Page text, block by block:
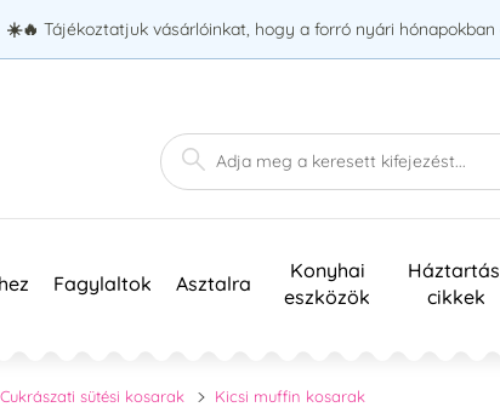
☀️🔥 Tájékoztatjuk vásárlóinkat, hogy a forró nyári
Fagylaltok Asztalra
Konyhai
eszközök
cikkek
Cukrászati sütési kosarak Kicsi muffin kosarak